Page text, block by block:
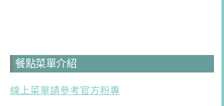
餐點菜單介紹
線上菜單請參考官方粉專